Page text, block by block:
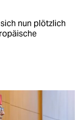
nun plötzlich